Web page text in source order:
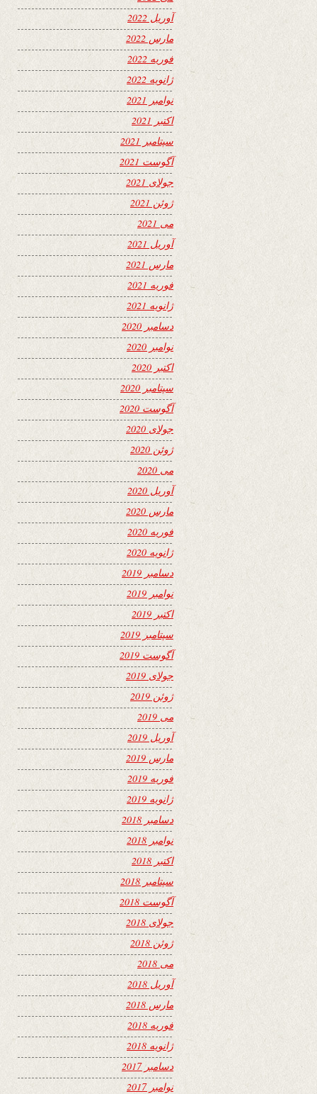
آوریل 2022
مارس 2022
فوریه 2022
ژانویه 2022
نوامبر 2021
اکتبر 2021
سپتامبر 2021
آگوست 2021
جولای 2021
ژوئن 2021
می 2021
آوریل 2021
مارس 2021
فوریه 2021
ژانویه 2021
دسامبر 2020
نوامبر 2020
اکتبر 2020
سپتامبر 2020
آگوست 2020
جولای 2020
ژوئن 2020
می 2020
آوریل 2020
مارس 2020
فوریه 2020
ژانویه 2020
دسامبر 2019
نوامبر 2019
اکتبر 2019
سپتامبر 2019
آگوست 2019
جولای 2019
ژوئن 2019
می 2019
آوریل 2019
مارس 2019
فوریه 2019
ژانویه 2019
دسامبر 2018
نوامبر 2018
اکتبر 2018
سپتامبر 2018
آگوست 2018
جولای 2018
ژوئن 2018
می 2018
آوریل 2018
مارس 2018
فوریه 2018
ژانویه 2018
دسامبر 2017
نوامبر 2017